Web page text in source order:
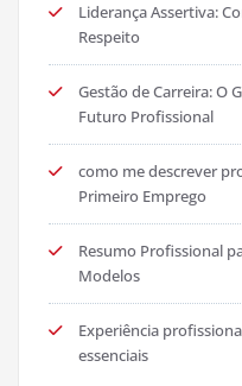
Liderança Assertiva:
Respeito
Gestão de Carreira: O
Futuro Profissional
como me descrever
Primeiro Emprego
Resumo Profissional
Modelos
Experiência
essenciais